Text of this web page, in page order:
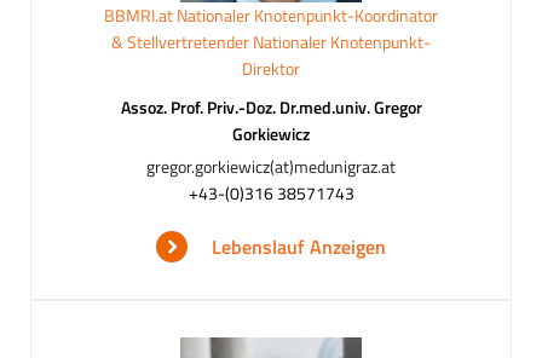
BBMRI.at Nationaler Knotenpunkt-Koordinator
& Stellvertretender Nationaler Knotenpunkt-
Direktor
Assoz. Prof. Priv.-Doz. Dr.med.univ. Gregor
Gorkiewicz
gregor.gorkiewicz(at)medunigraz.at
+43-(0)316 38571743
Lebenslauf Anzeigen